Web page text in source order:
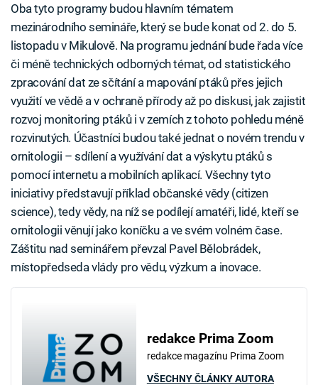
Oba tyto programy budou hlavním tématem
mezinárodního semináře, který se bude konat od 2. do 5.
listopadu v Mikulově. Na programu jednání bude řada více
či méně technických odborných témat, od statistického
zpracování dat ze sčítání a mapování ptáků přes jejich
využití ve vědě a v ochraně přírody až po diskusi, jak zajistit
rozvoj monitoring ptáků i v zemích z tohoto pohledu méně
rozvinutých. Účastníci budou také jednat o novém trendu v
ornitologii – sdílení a využívání dat a výskytu ptáků s
pomocí internetu a mobilních aplikací. Všechny tyto
iniciativy představují příklad občanské vědy (citizen
science), tedy vědy, na níž se podílejí amatéři, lidé, kteří se
ornitologii věnují jako koníčku a ve svém volném čase.
Záštitu nad seminářem převzal Pavel Bělobrádek,
místopředseda vlády pro vědu, výzkum a inovace.
redakce Prima Zoom
redakce magazínu Prima Zoom
VŠECHNY ČLÁNKY AUTORA